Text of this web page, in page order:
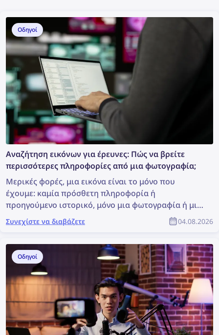
Οδηγοί
Αναζήτηση εικόνων για έρευνες: Πώς να βρείτε
περισσότερες πληροφορίες από μια φωτογραφία;
Μερικές φορές, μια εικόνα είναι το μόνο που
έχουμε: καμία πρόσθετη πληροφορία ή
προηγούμενο ιστορικό, μόνο μια φωτογραφία ή μια
καταγραφή. Είναι αυτό αρκετό για να ξεκινήσουμε
μια έρευνα; Μπορεί να μην είναι ιδανικό, αλλά αρκεί
οποία μπορεί να αποκαλύψει πολύτιμες
πληροφορίες και να υποστηρίξει την έρευνα. Πώς
μπορείτε, λοιπόν, να βρείτε περισσότερες
πληροφορίες από μια φωτογραφία;
Συνεχίστε να διαβάζετε 04.08.2026
Οδηγοί